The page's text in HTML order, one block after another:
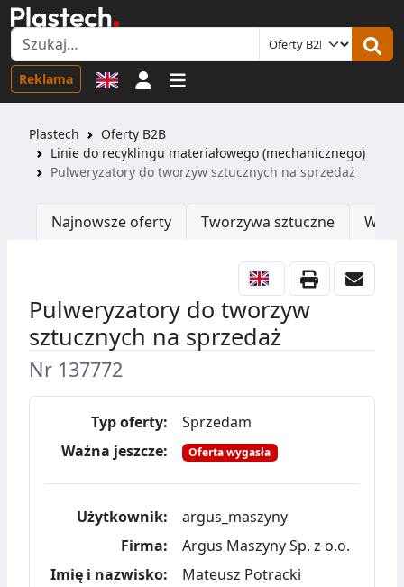
Reklama Logowanie
Plastech
Oferty B2B
Linie do recyklingu materiałowego (mechanicznego)
Pulweryzatory do tworzyw sztucznych na sprzedaż
Najnowsze oferty Tworzywa sztuczne
Pulweryzatory do tworzyw
sztucznych na sprzedaż
Nr 137772
Typ oferty:
Sprzedam
Ważna jeszcze:
Oferta wygasła
Użytkownik:
argus_maszyny
Firma:
Argus Maszyny Sp. z o.o.
Imię i nazwisko:
Mateusz Potracki